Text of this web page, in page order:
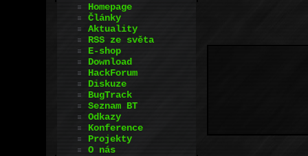
Homepage
Články
Aktuality
RSS ze světa
E-shop
Download
HackForum
Diskuze
BugTrack
Seznam BT
Odkazy
Konference
Projekty
O nás